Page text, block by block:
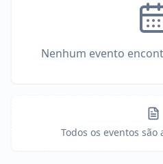
Nenhum evento
Todos os eventos